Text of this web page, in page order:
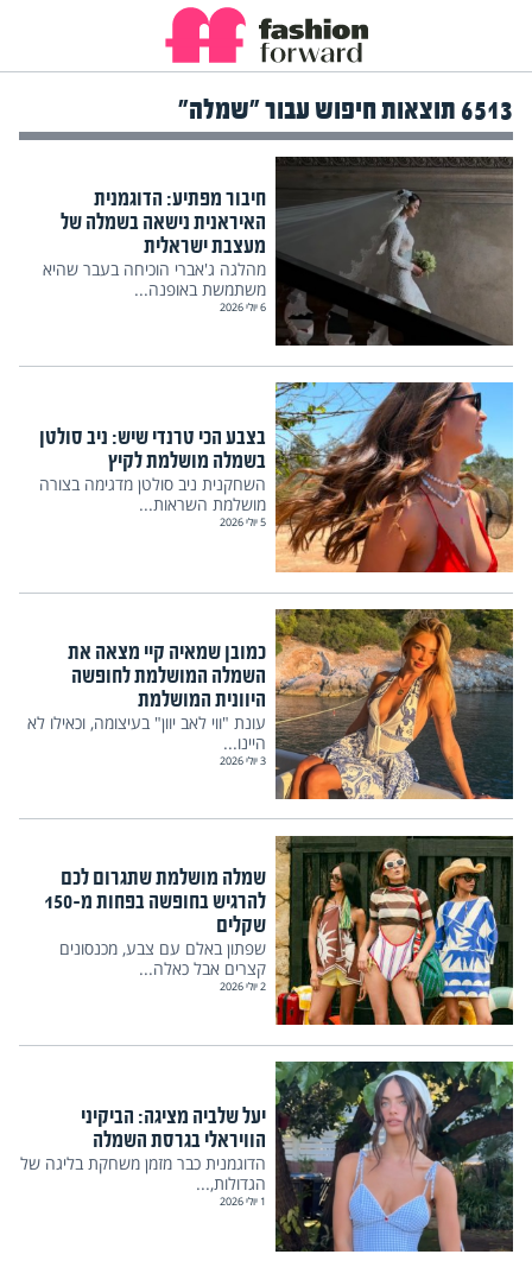
6513 תוצאות חיפוש עבור "שמלה"
חיבור מפתיע: הדוגמנית
האיראנית נישאה בשמלה של
מעצבת ישראלית
מהלגה ג'אברי הוכיחה בעבר שהיא
משתמשת באופנה...
6 יולי 2026
בצבע הכי טרנדי שיש: ניב סולטן
בשמלה מושלמת לקיץ
השחקנית ניב סולטן מדגימה בצורה
מושלמת השראות...
5 יולי 2026
כמובן שמאיה קיי מצאה את
השמלה המושלמת לחופשה
היוונית המושלמת
עונת "ווי לאב יוון" בעיצומה, וכאילו לא
היינו...
3 יולי 2026
שמלה מושלמת שתגרום לכם
להרגיש בחופשה בפחות מ-150
שקלים
שפתון באלם עם צבע, מכנסונים
קצרים אבל כאלה...
2 יולי 2026
יעל שלביה מציגה: הביקיני
הוויראלי בגרסת השמלה
הדוגמנית כבר מזמן משחקת בליגה של
הגדולות,...
1 יולי 2026